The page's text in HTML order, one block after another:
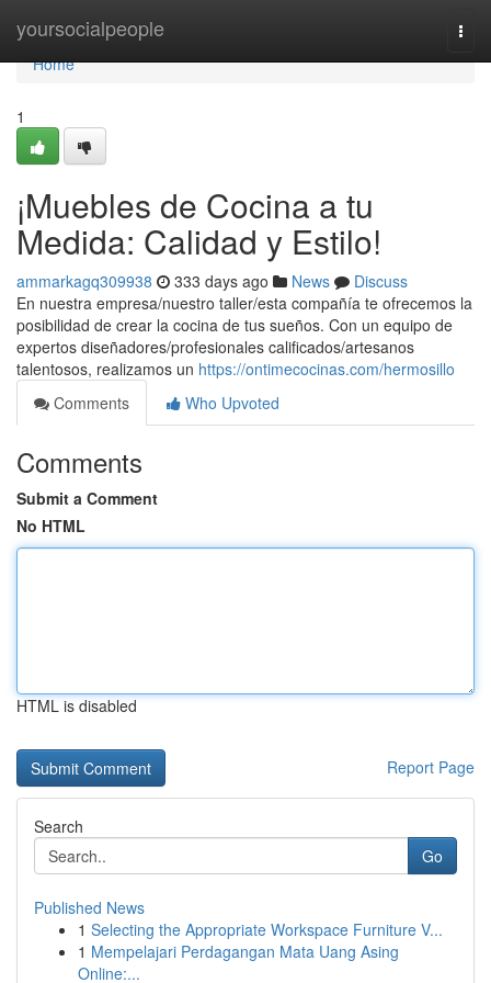
yoursocialpeople
Home
Home
1
¡Muebles de Cocina a tu
Medida: Calidad y Estilo!
ammarkagq309938 333 days ago News
Discuss
En nuestra empresa/nuestro taller/esta compañía te ofrecemos la
posibilidad de crear la cocina de tus sueños. Con un equipo de
expertos diseñadores/profesionales calificados/artesanos
talentosos, realizamos un https://ontimecocinas.com/hermosillo
Comments
Who Upvoted
Comments
Submit a Comment
No HTML
HTML is disabled
Report Page
Search
Go
Published News
1 Selecting the Appropriate Workspace Furniture V...
1 Mempelajari Perdagangan Mata Uang Asing
Online:...